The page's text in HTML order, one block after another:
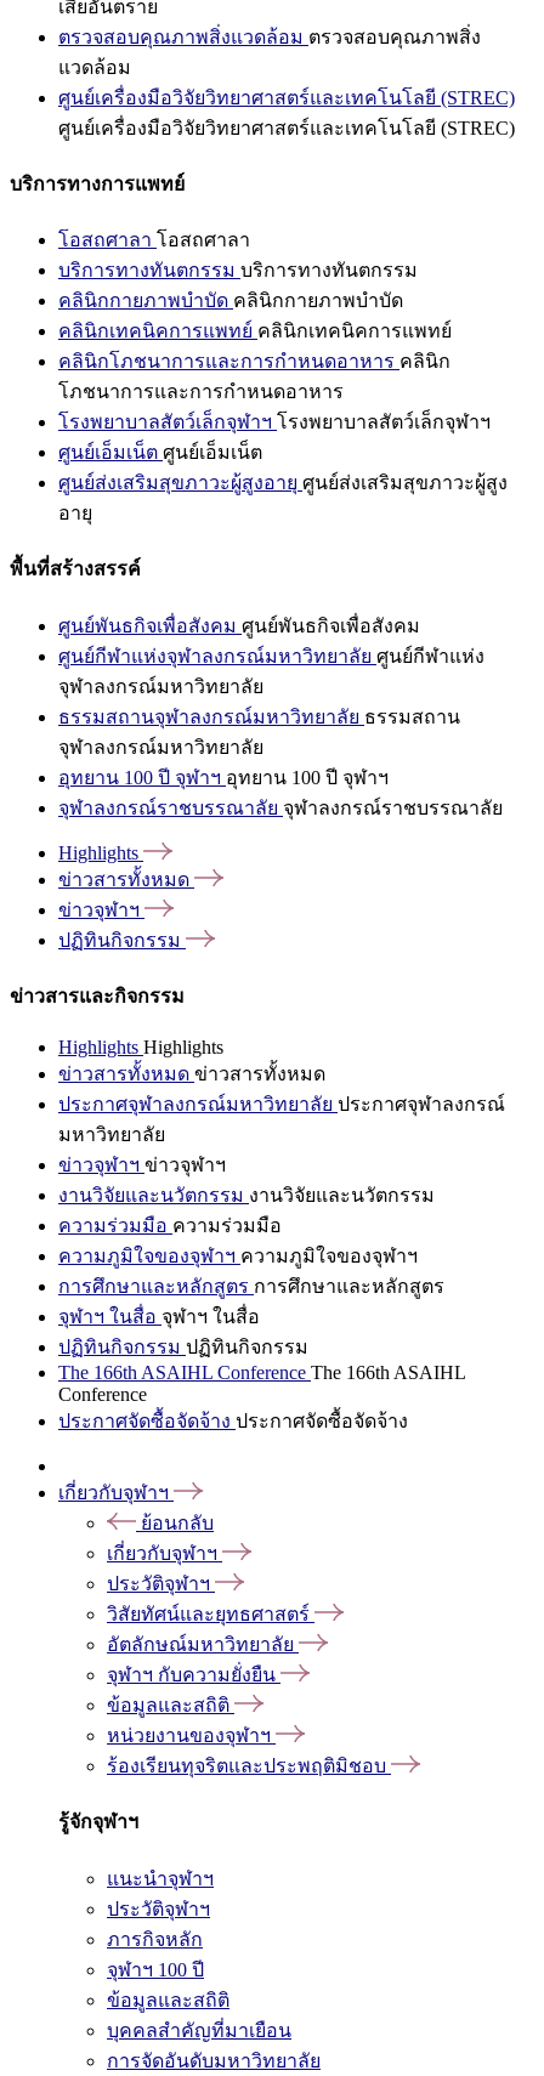
เสียอันตราย
ตรวจสอบคุณภาพสิ่งแวดล้อม ตรวจสอบคุณภาพสิ่ง
แวดล้อม
ศูนย์เครื่องมือวิจัยวิทยาศาสตร์และเทคโนโลยี (STREC)
ศูนย์เครื่องมือวิจัยวิทยาศาสตร์และเทคโนโลยี (STREC)
บริการทางการแพทย์
โอสถศาลา โอสถศาลา
บริการทางทันตกรรม บริการทางทันตกรรม
คลินิกกายภาพบำบัด คลินิกกายภาพบำบัด
คลินิกเทคนิคการแพทย์ คลินิกเทคนิคการแพทย์
คลินิกโภชนาการและการกำหนดอาหาร คลินิก
โภชนาการและการกำหนดอาหาร
โรงพยาบาลสัตว์เล็กจุฬาฯ โรงพยาบาลสัตว์เล็กจุฬาฯ
ศูนย์เอ็มเน็ต ศูนย์เอ็มเน็ต
ศูนย์ส่งเสริมสุขภาวะผู้สูงอายุ ศูนย์ส่งเสริมสุขภาวะผู้สูง
อายุ
พื้นที่สร้างสรรค์
ศูนย์พันธกิจเพื่อสังคม ศูนย์พันธกิจเพื่อสังคม
ศูนย์กีฬาแห่งจุฬาลงกรณ์มหาวิทยาลัย ศูนย์กีฬาแห่ง
จุฬาลงกรณ์มหาวิทยาลัย
ธรรมสถานจุฬาลงกรณ์มหาวิทยาลัย ธรรมสถาน
จุฬาลงกรณ์มหาวิทยาลัย
อุทยาน 100 ปี จุฬาฯ อุทยาน 100 ปี จุฬาฯ
จุฬาลงกรณ์ราชบรรณาลัย จุฬาลงกรณ์ราชบรรณาลัย
Highlights
ข่าวสารทั้งหมด
ข่าวจุฬาฯ
ปฏิทินกิจกรรม
ข่าวสารและกิจกรรม
Highlights Highlights
ข่าวสารทั้งหมด ข่าวสารทั้งหมด
ประกาศจุฬาลงกรณ์มหาวิทยาลัย ประกาศจุฬาลงกรณ์
มหาวิทยาลัย
ข่าวจุฬาฯ ข่าวจุฬาฯ
งานวิจัยและนวัตกรรม งานวิจัยและนวัตกรรม
ความร่วมมือ ความร่วมมือ
ความภูมิใจของจุฬาฯ ความภูมิใจของจุฬาฯ
การศึกษาและหลักสูตร การศึกษาและหลักสูตร
จุฬาฯ ในสื่อ จุฬาฯ ในสื่อ
ปฏิทินกิจกรรม ปฏิทินกิจกรรม
The 166th ASAIHL Conference The 166th ASAIHL
Conference
ประกาศจัดซื้อจัดจ้าง ประกาศจัดซื้อจัดจ้าง
เกี่ยวกับจุฬาฯ
ย้อนกลับ
เกี่ยวกับจุฬาฯ
ประวัติจุฬาฯ
วิสัยทัศน์และยุทธศาสตร์
อัตลักษณ์มหาวิทยาลัย
จุฬาฯ กับความยั่งยืน
ข้อมูลและสถิติ
หน่วยงานของจุฬาฯ
ร้องเรียนทุจริตและประพฤติมิชอบ
รู้จักจุฬาฯ
แนะนำจุฬาฯ
ประวัติจุฬาฯ
ภารกิจหลัก
จุฬาฯ 100 ปี
ข้อมูลและสถิติ
บุคคลสำคัญที่มาเยือน
การจัดอันดับมหาวิทยาลัย